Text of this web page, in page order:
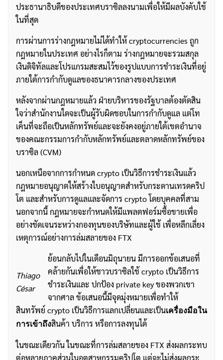
ประธานาธิบดีของประเทศบราซิลลงนามเพื่อให้มีผลบังคับใช้
ในที่สุด
การผ่านการร่างกฎหมายไม่ได้ทำให้ cryptocurrencies ถูก
กฎหมายในประเทศ อย่างไรก็ตาม ร่างกฎหมายจะรวมสกุล
เงินดิจิทัลและโปรแกรมสะสมไว้ของรูปแบบการชำระเงินที่อยู่
ภายใต้การกำกับดูแลของธนาคารกลางของประเทศ
หลังจากผ่านกฎหมายแล้ว ฝ่ายบริหารของรัฐบาลต้องตัดสิน
ใจว่าสำนักงานใดจะเป็นผู้รับผิดชอบในการกำกับดูแล แต่โท
เค็นที่จะถือเป็นหลักทรัพย์และจะยังคงอยู่ภายใต้เขตอำนาจ
ของคณะกรรมการกำกับหลักทรัพย์และตลาดหลักทรัพย์ของ
บราซิล (CVM)
นอกเหนือจากการกำหนด crypto เป็นวิธีการชำระเงินแล้ว
กฎหมายอนุญาตให้สร้างใบอนุญาตสำหรับกระดานเทรดคริป
โต และสำหรับการดูแลและจัดการ crypto โดยบุคคลที่สาม
นอกจากนี้ กฎหมายจะกำหนดให้มีแพลตฟอร์มซื้อขายเพื่อ
อย่างชัดเจนระหว่างกองทุนของบริษัทและผู้ใช้ เพื่อหลีกเลี่ยง
เหตุการณ์อย่างการล่มสลายของ FTX
Thiago
César
ย้อนกลับไปในเดือนมิถุนายน มีการออกข้อเสนอที่
คล้ายกันเพื่อให้ชาวบราซิลใช้ crypto เป็นวิธีการ
ชำระเงินและ ปกป้อง private key ของพวกเขา
จากศาล ข้อเสนอนี้มีจุดมุ่งหมายเพื่อทำให้
สินทรัพย์ crypto เป็นวิธีการแลกเปลี่ยนและเป็นเครื่องมือใน
การเข้าถึงสินค้า บริการ หรือการลงทุนได้
ในขณะเดียวกัน ในขณะที่การล่มสลายของ FTX ส่งผลกระทบ